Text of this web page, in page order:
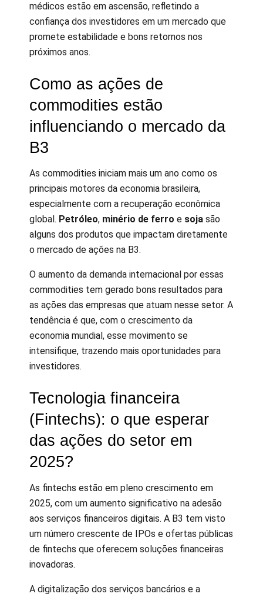
médicos estão em ascensão, refletindo a
confiança dos investidores em um mercado que
promete estabilidade e bons retornos nos
próximos anos.
Como as ações de
commodities estão
influenciando o mercado da
B3
As commodities iniciam mais um ano como os
principais motores da economia brasileira,
especialmente com a recuperação econômica
global. Petróleo, minério de ferro e soja são
alguns dos produtos que impactam diretamente
o mercado de ações na B3.
O aumento da demanda internacional por essas
commodities tem gerado bons resultados para
as ações das empresas que atuam nesse setor. A
tendência é que, com o crescimento da
economia mundial, esse movimento se
intensifique, trazendo mais oportunidades para
investidores.
Tecnologia financeira
(Fintechs): o que esperar
das ações do setor em
2025?
As fintechs estão em pleno crescimento em
2025, com um aumento significativo na adesão
aos serviços financeiros digitais. A B3 tem visto
um número crescente de IPOs e ofertas públicas
de fintechs que oferecem soluções financeiras
inovadoras.
A digitalização dos serviços bancários e a